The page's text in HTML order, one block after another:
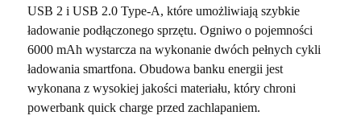
USB 2 i USB 2.0 Type-A, które umożliwiają szybkie
ładowanie podłączonego sprzętu. Ogniwo o pojemności
6000 mAh wystarcza na wykonanie dwóch pełnych cykli
ładowania smartfona. Obudowa banku energii jest
wykonana z wysokiej jakości materiału, który chroni
powerbank quick charge przed zachlapaniem.